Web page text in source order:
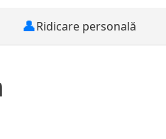
👤Ridicare personală